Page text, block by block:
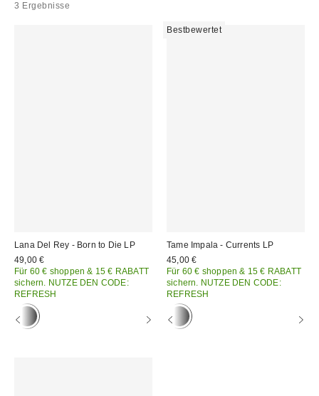
3 Ergebnisse
Lana Del Rey - Born to Die LP
49,00 €
Für 60 € shoppen & 15 € RABATT
sichern. NUTZE DEN CODE:
REFRESH
Bestbewertet
Tame Impala - Currents LP
45,00 €
Für 60 € shoppen & 15 € RABATT
sichern. NUTZE DEN CODE:
REFRESH